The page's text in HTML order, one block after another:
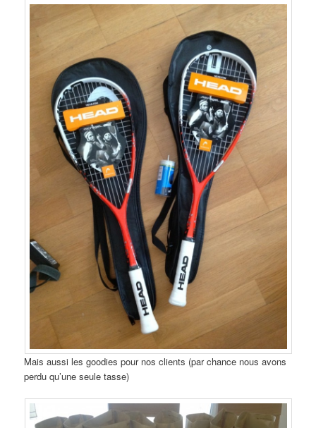
Mais aussi les goodies pour nos clients (par chance nous avons
perdu qu’une seule tasse)